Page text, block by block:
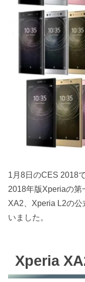
1月8日のCES 2018
2018年版Xperiaの
XA2、Xperia L2の
いました。
Xperia